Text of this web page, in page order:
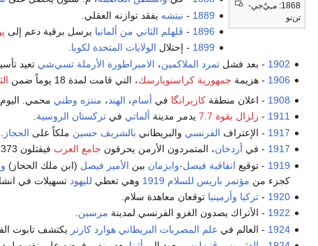
1868: مـِيْ‌جي-
تن‌نو
1889
- نيتشه يفقد توازنه العقلي.
1896
- ڤلهلم الثاني من ألمانيا يرسل برقية دعم إلى
1899 - إحتلال الولايات المتحدة لكوبا.
1902 - بعد فشلتمرد الملاكمين، الامبراطورة الأرملة تسي‌شي تعيد
1906 - هزيمة جمهورية كراسنويارسك، التي قامت لمدة 18 يوماً ضمن
1908 - اعلان منطقةكازيرانگا في أسام، الهند، منتزه وطني محمي.
1911
- زلزال بقوة 7.7 يدمر مدينة ألماتي فيتركستان الروسية.
1917 - الإعتراف الفرنسي والبريطاني بالشريف حسين ملكاً على الحجاز
1917 - في أردخان، المتمردون الأرمن يحرقون جامع العرب فيقتلون 373 مسلماً من الأتراك والأرمن.
1919 - توقيع اتفاقية فيصل-وايزمان بين الأمير فيصل (ابن ملك الحجاز)
كجزء من مؤتمر باريس للسلام 1919 وهي تعطي لليهود تسهيلات في
1920
-تركيا وأرمينيا توقعان معاهدة سلام.
1922 - الأتراك يصدون الغزو الفرنسي لمدينة مرسين.
1924 - العالم في علم المصريات البريطاني هوارد كارتر يكتشف تابوت